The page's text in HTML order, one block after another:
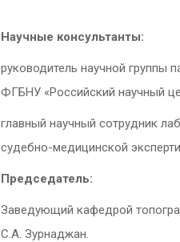
Научные консультанты:
руководитель научной группы
ФГБНУ «Российский научный
главный научный сотрудник
судебно-медицинской
Председатель:
Заведующий кафедрой
С.А. Зурнаджан.